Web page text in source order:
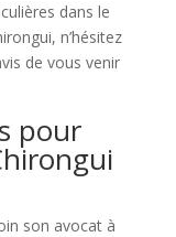
dans le
n’hésitez
de vous venir
pour
son avocat à